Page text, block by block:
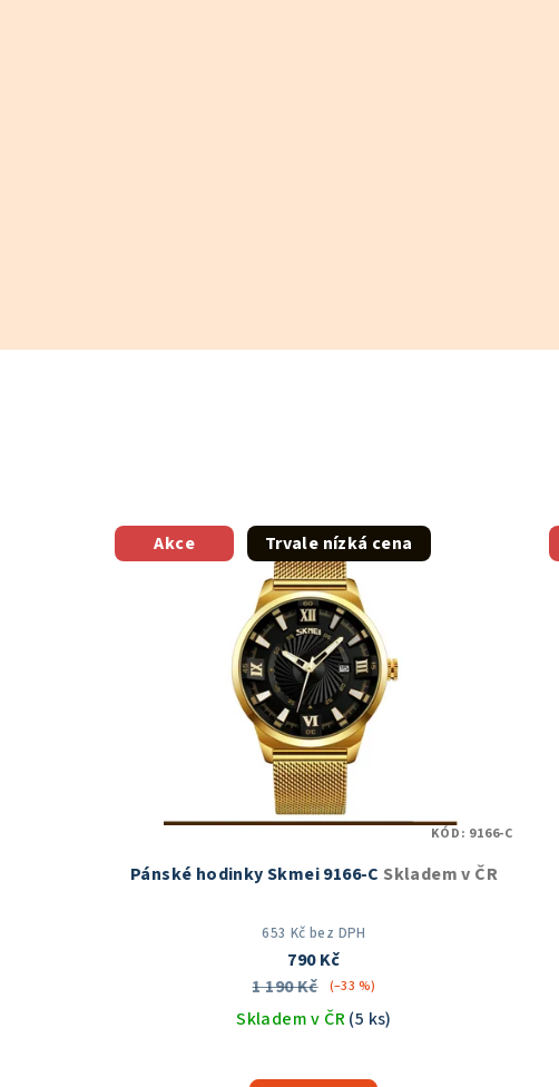
Akce Trvale nízká cena
Pánské hodinky Skmei 9166-C Skladem v ČR
653 Kč bez DPH
790 Kč
1 190 Kč
(–33 %)
Skladem v ČR(5 ks)
KÓD: 9166-C